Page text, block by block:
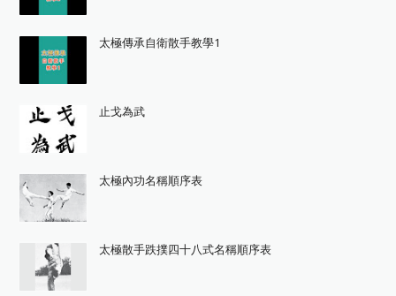
太極傳承自衛散手教學1
止戈為武
太極內功名稱順序表
太極散手跌撲四十八式名稱順序表